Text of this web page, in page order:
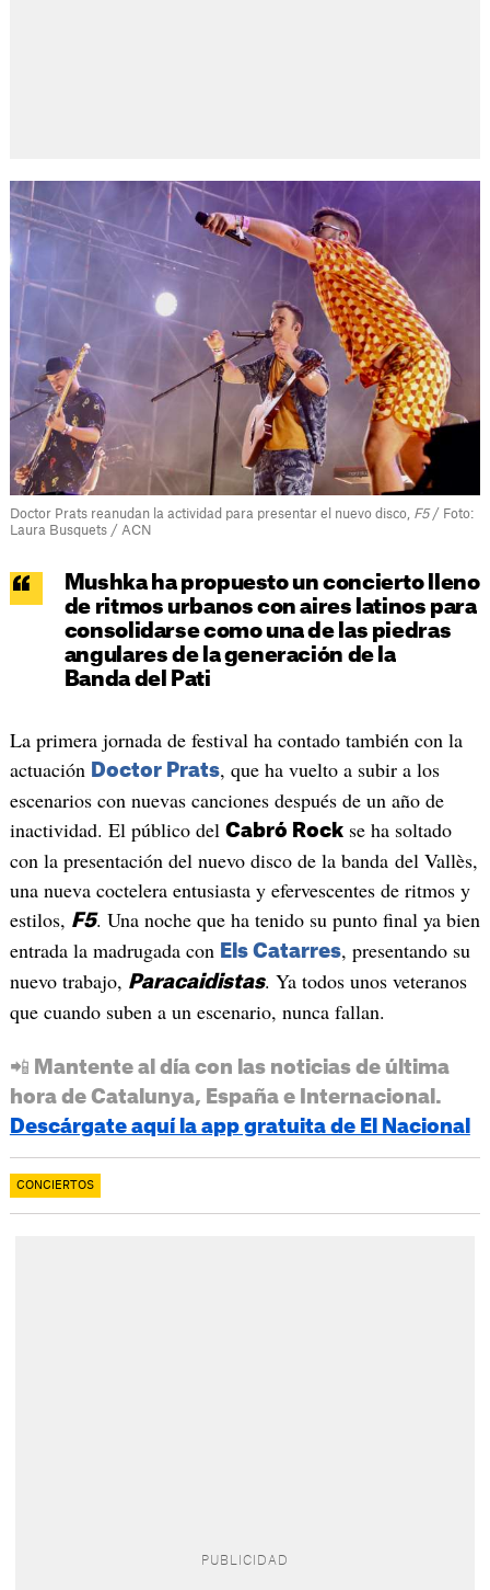
Doctor Prats reanudan la actividad para presentar el nuevo disco, F5/ Foto:
Laura Busquets / ACN
Mushka ha propuesto un concierto lleno
de ritmos urbanos con aires latinos para
consolidarse como una de las piedras
angulares de la generación de la
Banda del Pati
La primera jornada de festival ha contado también con la
actuación Doctor Prats, que ha vuelto a subir a los
escenarios con nuevas canciones después de un año de
inactividad. El público del Cabró Rockse ha soltado
con la presentación del nuevo disco de la banda del Vallès,
una nueva coctelera entusiasta y efervescentes de ritmos y
estilos, F5. Una noche que ha tenido su punto final ya bien
entrada la madrugada con Els Catarres, presentando su
nuevo trabajo, Paracaidistas. Ya todos unos veteranos
que cuando suben a un escenario, nunca fallan.
📲 Mantente al día con las noticias de última
hora de Catalunya, España e Internacional.
Descárgate aquí la app gratuita de El Nacional
CONCIERTOS